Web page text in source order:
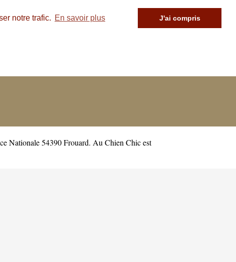
notre trafic. En savoir plus J'ai compris
Nationale 54390 Frouard. Au Chien Chic est